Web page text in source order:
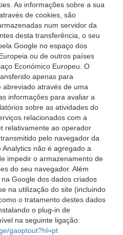
As informações sobre a sua
de cookies, são
num servidor da
desta transferência, o seu
Google no espaço dos
ou de outros países
Económico Europeu. O
apenas para
abreviado através de uma
informações para avaliar a
sobre as atividades do
relacionados com a
relativamente ao operador
pelo navegador da
não é agregado a
impedir o armazenamento de
do seu navegador. Além
Google dos dados criados
na utilização do site (incluindo
o tratamento destes dados
o plug-in de
na seguinte ligação:
gaoptout?hl=pt